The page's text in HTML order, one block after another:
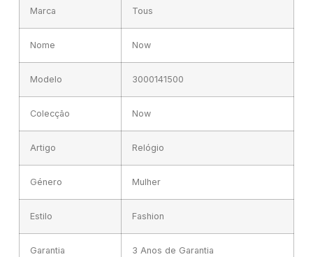
Marca Tous
Nome Now
Modelo 3000141500
Colecção Now
Artigo Relógio
Género Mulher
Estilo Fashion
Garantia 3 Anos de Garantia